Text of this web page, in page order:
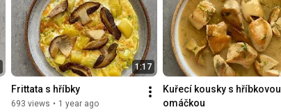
1:17
Frittata s hříbky
693 views • 1 year ago
Kuřecí kousky s hříbkovou
omáčkou